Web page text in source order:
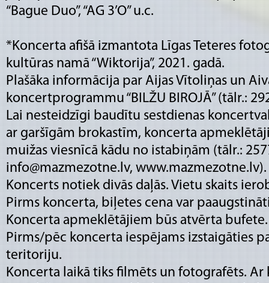
“Bague Duo”, “AG 3’O” u.c.
*Koncerta afišā izmantota Līgas Teteres
kultūras namā “Wiktorija”, 2021. gadā.
Plašāka informācija par Aijas Vītoliņas un
koncertprogrammu “BILŽU BIROJĀ” (tālr.:
Lai nesteidzīgi baudītu sestdienas
ar garšīgām brokastīm, koncerta
muižas viesnīcā kādu no istabiņām (tālr.:
info@mazmezotne.lv, www.mazmezotne.lv).
Koncerts notiek divās daļās. Vietu skaits
Pirms koncerta, biļetes cena var
Koncerta apmeklētājiem būs atvērta bufete.
Pirms/pēc koncerta iespējams izstaigāties
teritoriju.
Koncerta laikā tiks filmēts un fotografēts.